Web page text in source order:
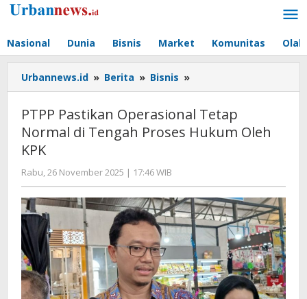
Lewati
Nasional Dunia Bisnis Market Komunitas
Urbannews.id » Berita » Bisnis »
Pastikan
Tetap
Normal
Hukum
Oleh
KPK
PTPP Pastikan Operasional Tetap
Normal di Tengah Proses Hukum Oleh
KPK
Rabu, 26 November 2025 | 17:46 WIB
Editor